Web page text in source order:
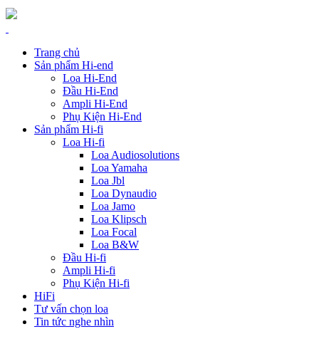
Trang chủ
Sản phẩm Hi-end
Loa Hi-End
Đầu Hi-End
Ampli Hi-End
Phụ Kiện Hi-End
Sản phẩm Hi-fi
Loa Hi-fi
Loa Audiosolutions
Loa Yamaha
Loa Jbl
Loa Dynaudio
Loa Jamo
Loa Klipsch
Loa Focal
Loa B&W
Đầu Hi-fi
Ampli Hi-fi
Phụ Kiện Hi-fi
HiFi
Tư vấn chọn loa
Tin tức nghe nhìn